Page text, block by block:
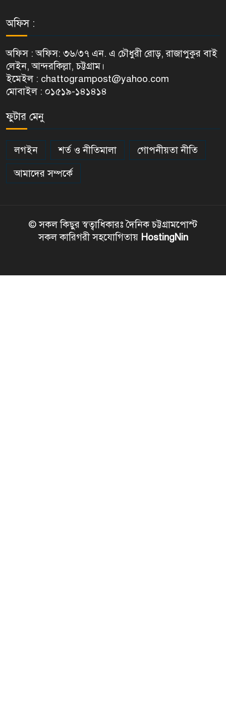
অফিস :
অফিস : অফিস: ৩৬/৩৭ এন. এ চৌধুরী রোড়, রাজাপুকুর বাই
লেইন, আন্দরকিল্লা, চট্টগ্রাম।
ইমেইল : chattogrampost@yahoo.com
মোবাইল : ০১৫১৯-১৪১৪১৪
ফুটার মেনু
লগইন শর্ত ও নীতিমালা
গোপনীয়তা নীতি
আমাদের সম্পর্কে
© সকল কিছুর স্বত্বাধিকারঃ দৈনিক চট্টগ্রামপোস্ট
সকল কারিগরী সহযোগিতায় HostingNin